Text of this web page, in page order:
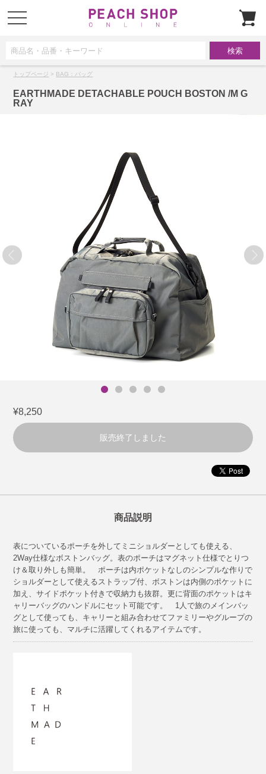
t
o
a
トップページ > BAG：バッグ
EARTHMADE DETACHABLE POUCH BOSTON /M G
RAY
¥8,250
販売終了しました
商品説明
表についているポーチを外してミニショルダーとしても使える、
2Way仕様なボストンバッグ。表のポーチはマグネット仕様でとりつ
け＆取り外しも簡単。 ポーチは内ポケットなしのシンプルな作りで
ショルダーとして使えるストラップ付、ボストンは内側のポケットに
加え、サイドポケット付きで収納力も抜群。更に背面のポケットはキ
ャリーバッグのハンドルにセット可能です。 1人で旅のメインバッ
グとして使っても、キャリーと組み合わせてファミリーやグループの
旅に使っても、マルチに活躍してくれるアイテムです。